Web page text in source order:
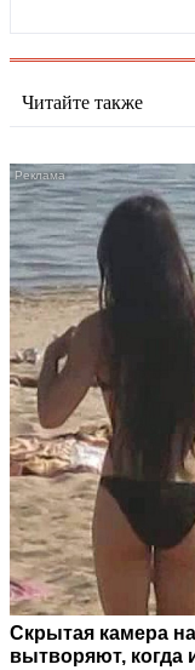
Читайте также
Скрытая камера
вытворяют, когда